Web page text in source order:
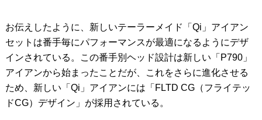
お伝えしたように、新しいテーラーメイド「Qi」アイアン
セットは番手毎にパフォーマンスが最適になるようにデザ
インされている。この番手別ヘッド設計は新しい「P790」
アイアンから始まったことだが、これをさらに進化させる
ため、新しい「Qi」アイアンには「FLTD CG（フライテッ
ドCG）デザイン」が採用されている。